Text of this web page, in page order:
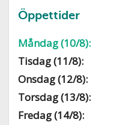
Öppettider
Måndag (10/8):
Tisdag (11/8):
Onsdag (12/8):
Torsdag (13/8):
Fredag (14/8):